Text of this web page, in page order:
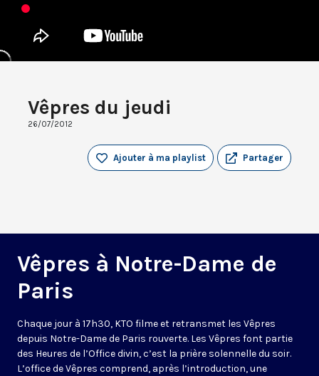
Vêpres du jeudi
26/07/2012
Partager
Ajouter à ma playlist
Vêpres à Notre-Dame de
Paris
Chaque jour à 17h30, KTO filme et retransmet les Vêpres
depuis Notre-Dame de Paris rouverte. Les Vêpres font partie
des Heures de l’Office divin, c’est la prière solennelle du soir.
L’office de Vêpres comprend, après l’introduction, une